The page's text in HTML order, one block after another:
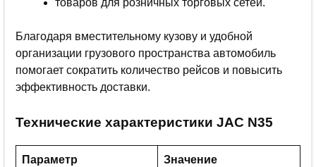
Благодаря вместительному кузову и удобной
организации грузового пространства автомобиль
помогает сократить количество рейсов и повысить
эффективность доставки.
Технические характеристики JAC N35
Параметр Значение